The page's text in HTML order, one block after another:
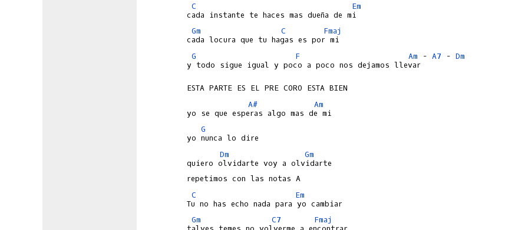
C
Em
Gm
C
Fmaj
G
F Am - A7 - Dm
y todo sigue igual y poco a poco nos dejamos llevar
A#
Am
G
Dm
Gm
quiero olvidarte voy a olvidarte
C
Em
Gm
C7
Fmaj